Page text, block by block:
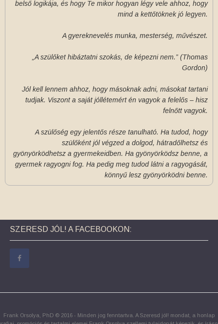
belső logikája, és hogy Te mikor hogyan légy vele ahhoz, hogy
mind a kettőtöknek jó legyen.
A gyereknevelés munka, mesterség, művészet.
„A szülőket hibáztatni szokás, de képezni nem.” (Thomas
Gordon)
Jól kell lennem ahhoz, hogy másoknak adni, másokat tartani
tudjak. Viszont a saját jóllétemért én vagyok a felelős – hisz
felnőtt vagyok.
A szülőség egy jelentős része tanulható. Ha tudod, hogy
szülőként jól végzed a dolgod, hátradőlhetsz és
gyönyörködhetsz a gyermekeidben. Ha gyönyörködsz benne, a
gyermek ragyogni fog. Ha pedig meg tudod látni a ragyogását,
könnyű lesz gyönyörködni benne.
SZERESD JÓL! A FACEBOOKON:
Frank Orsolya, PhD © 2016 - Minden jog fenntartva. A Szeresd jól! mondat, a honlap